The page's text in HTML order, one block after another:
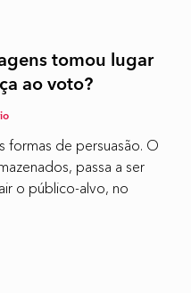
tomou lugar
ao voto?
formas de persuasão. O
passa a ser
o público-alvo, no